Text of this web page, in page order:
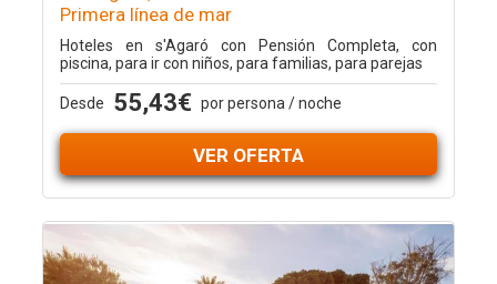
Primera línea de mar
Hoteles en s'Agaró con Pensión Completa, con
piscina, para ir con niños, para familias, para parejas
Desde 55,43€ por persona / noche
VER OFERTA